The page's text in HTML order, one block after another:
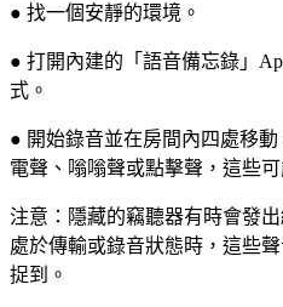
● 找一個安靜的環境。
● 打開內建的「語音備忘錄」
式。
● 開始錄音並在房間內四處移
電聲、嗡嗡聲或點擊聲，這些
注意：隱藏的竊聽器有時會發
處於傳輸或錄音狀態時，這些
捉到。